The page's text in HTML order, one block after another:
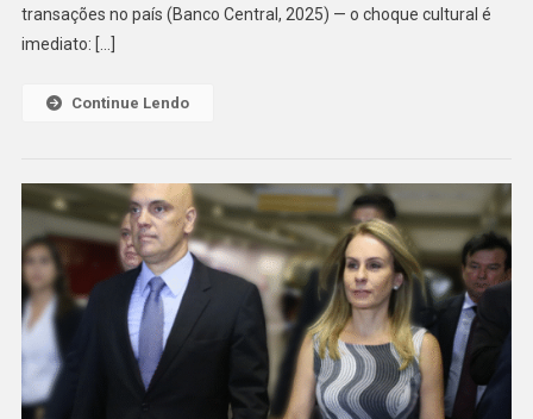
Hábitos,
transações no país (Banco Central, 2025) — o choque cultural é
imediato: […]
Continue Lendo